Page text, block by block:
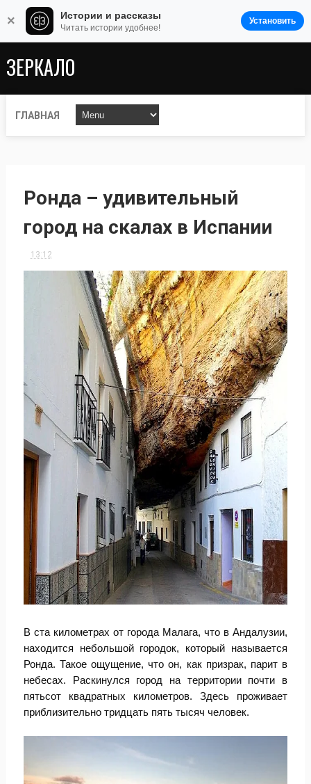
ЗЕРКАЛО
ГЛАВНАЯ
Ронда – удивительный
город на скалах в Испании
13:12
В ста километрах от города Малага, что в Андалузии,
находится небольшой городок, который называется
Ронда. Такое ощущение, что он, как призрак, парит в
небесах. Раскинулся город на территории почти в
пятьсот квадратных километров. Здесь проживает
приблизительно тридцать пять тысяч человек.
× Истории и рассказы
Читать истории удобнее!
Установить